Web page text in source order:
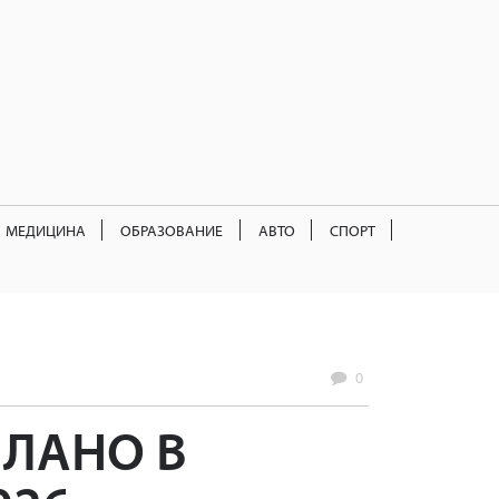
МЕДИЦИНА ОБРАЗОВАНИЕ АВТО СПОРТ
0
В